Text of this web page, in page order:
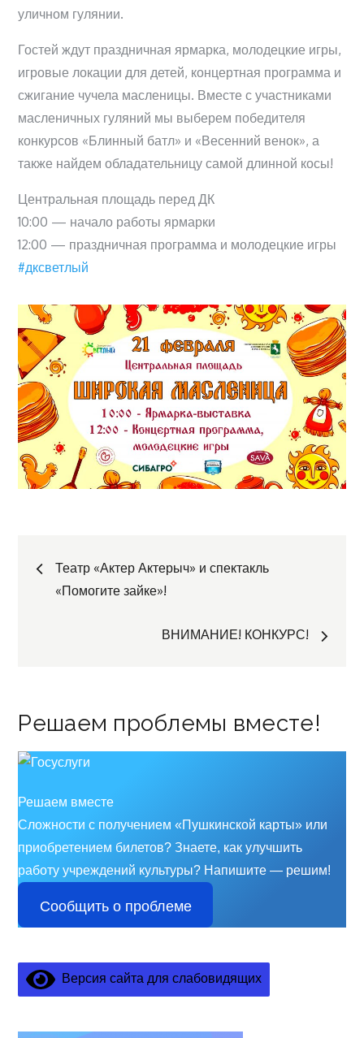
уличном гулянии.
Гостей ждут праздничная ярмарка, молодецкие игры,
игровые локации для детей, концертная программа и
сжигание чучела масленицы. Вместе с участниками
масленичных гуляний мы выберем победителя
конкурсов «Блинный батл» и «Весенний венок», а
также найдем обладательницу самой длинной косы!
Центральная площадь перед ДК
10:00 — начало работы ярмарки
12:00 — праздничная программа и молодецкие игры
#дксветлый
Навигация
Театр «Актер Актерыч» и спектакль
«Помогите зайке»!
ВНИМАНИЕ! КОНКУРС!
Решаем проблемы вместе!
Решаем вместе
Сложности с получением «Пушкинской карты» или
приобретением билетов? Знаете, как улучшить
работу учреждений культуры? Напишите — решим!
Сообщить о проблеме
Версия сайта для слабовидящих